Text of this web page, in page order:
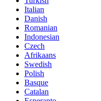
Italian
Danish
Romanian
Indonesian
Czech
Afrikaans
Swedish
Polish
Basque
Catalan